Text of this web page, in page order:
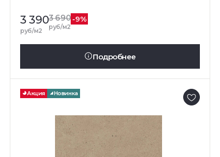
3 390
руб/м2
3 690
руб/м2
-9%
Подробнее
Акция Новинка